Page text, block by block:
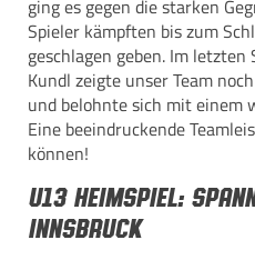
ging es gegen die starken
Spieler kämpften bis zum
geschlagen geben. Im letzten
Kundl zeigte unser Team
und belohnte sich mit einem
Eine beeindruckende
können!
U13 Heimspiel:
Innsbruck